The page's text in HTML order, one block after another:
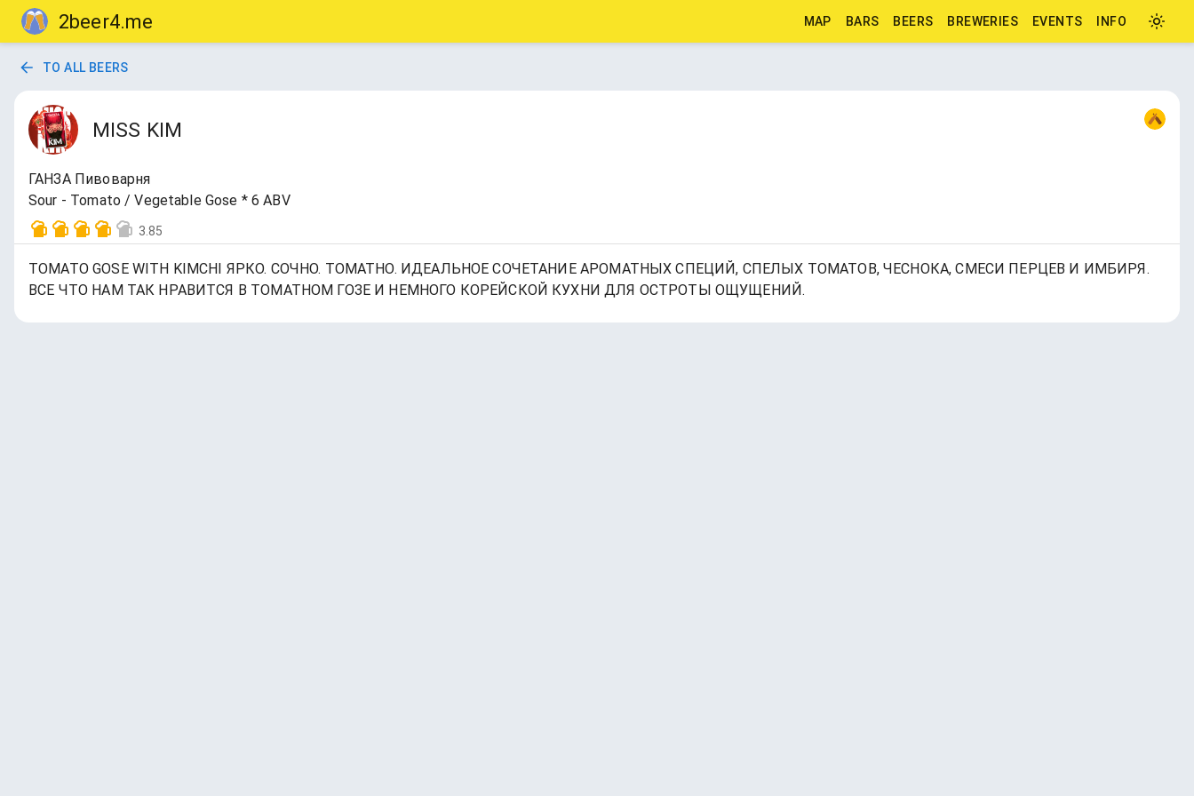
2beer4.me MAP BARS BEERS BREWERIES EVENTS INFO
TO ALL BEERS
MISS KIM
ГАНЗА Пивоварня
Sour - Tomato / Vegetable Gose * 6 ABV
3.85
TOMATO GOSE WITH KIMCHI ЯРКО. СОЧНО. ТОМАТНО. ИДЕАЛЬНОЕ СОЧЕТАНИЕ АРОМАТНЫХ СПЕЦИЙ, СПЕЛЫХ ТОМАТОВ, ЧЕСНОКА, СМЕСИ ПЕРЦЕВ И ИМБИРЯ.
ВСЕ ЧТО НАМ ТАК НРАВИТСЯ В ТОМАТНОМ ГОЗЕ И НЕМНОГО КОРЕЙСКОЙ КУХНИ ДЛЯ ОСТРОТЫ ОЩУЩЕНИЙ.